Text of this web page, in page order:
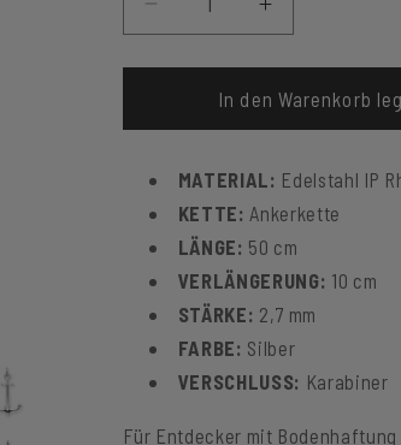
Verringere
die
Menge
Halskette
World
Erhöhe
die
Menge
für
Halskette
World
In den Warenkorb
MATERIAL: Edelstahl IP
KETTE: Ankerkette
LÄNGE: 50 cm
VERLÄNGERUNG: 10 cm
STÄRKE: 2,7 mm
FARBE: Silber
VERSCHLUSS: Karabiner
Für Entdecker mit